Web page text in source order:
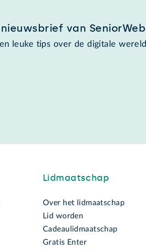
van SeniorWeb
leuke tips over de digitale
Lidmaatschap
Over het lidmaatschap
Lid worden
Cadeaulidmaatschap
Gratis Enter